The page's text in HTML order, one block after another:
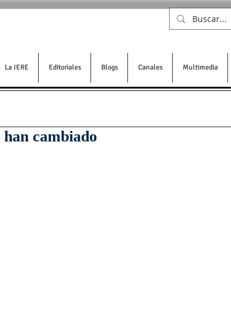
La IERE Editoriales Blogs Canales Multimedia
cambiado